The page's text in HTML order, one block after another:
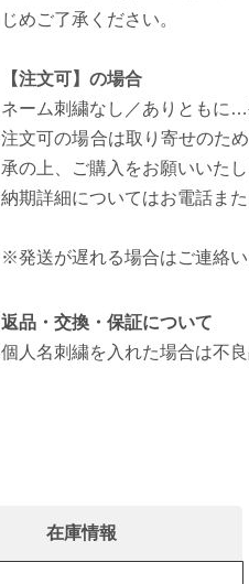
じめご了承ください。
【注文可】の場合
ネーム刺繍なし／ありともに
注文可の場合は取り寄せのた
承の上、ご購入をお願いいたし
納期詳細についてはお電話ま
※発送が遅れる場合はご連絡
返品・交換・保証について
個人名刺繍を入れた場合は不
在庫情報